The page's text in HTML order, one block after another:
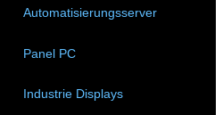
Automatisierungsserver
Panel PC
Industrie Displays